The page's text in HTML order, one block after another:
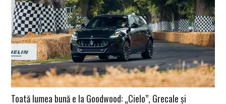
Toată lumea bună e la Goodwood: „Cielo”, Grecale și